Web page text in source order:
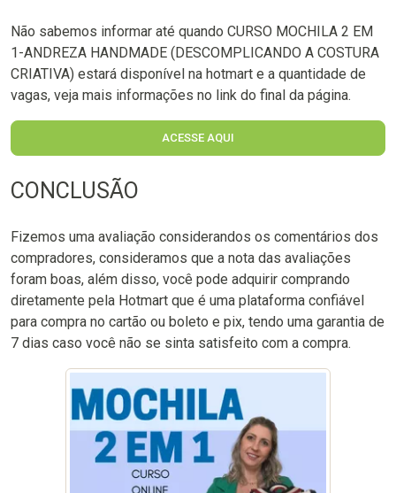
Não sabemos informar até quando CURSO MOCHILA 2 EM
1-ANDREZA HANDMADE (DESCOMPLICANDO A COSTURA
CRIATIVA) estará disponível na hotmart e a quantidade de
vagas, veja mais informações no link do final da página.
ACESSE AQUI
CONCLUSÃO
Fizemos uma avaliação considerandos os comentários dos
compradores, consideramos que a nota das avaliações
foram boas, além disso, você pode adquirir comprando
diretamente pela Hotmart que é uma plataforma confiável
para compra no cartão ou boleto e pix, tendo uma garantia de
7 dias caso você não se sinta satisfeito com a compra.